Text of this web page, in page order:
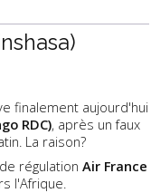
finalement aujourd'hui
RDC), après un faux
La raison?
régulationAir France
l'Afrique.